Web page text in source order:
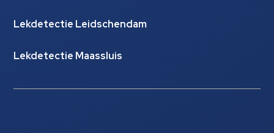
Lekdetectie Leidschendam
Lekdetectie Maassluis